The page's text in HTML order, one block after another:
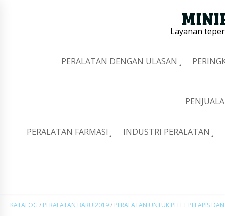
Layanan
PERALATAN DENGAN ULASAN
PERALATAN FARMASI INDUSTRI PERALATAN
KATALOG / PERALATAN BARU 2019/ PERALATAN UNTUK PELET PELAPIS